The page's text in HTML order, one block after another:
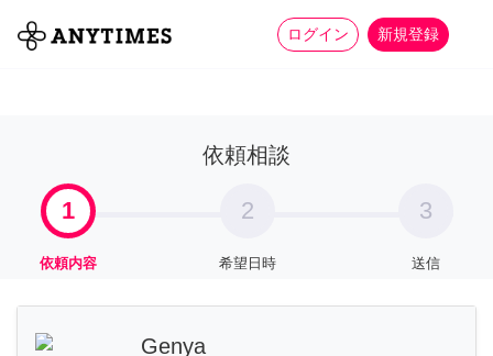
ログイン 新規登録
全て 家事 more_horiz
依頼相談
1
依頼内容
2
希望日時
3
送信
Genya